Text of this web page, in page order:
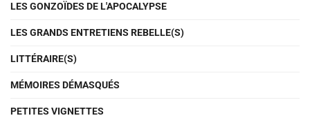
LES GONZOÏDES DE L'APOCALYPSE
LES GRANDS ENTRETIENS REBELLE(S)
LITTÉRAIRE(S)
MÉMOIRES DÉMASQUÉS
PETITES VIGNETTES